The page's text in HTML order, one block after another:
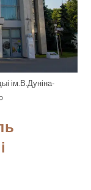
ім.В.Дуніна-